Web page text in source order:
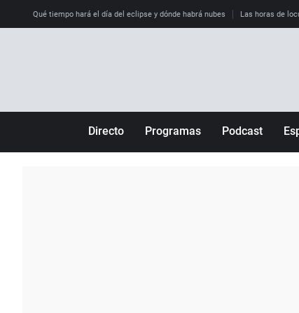
Qué tiempo hará el día del eclipse y dónde habrá nubes Las horas de
Directo Programas Podcast